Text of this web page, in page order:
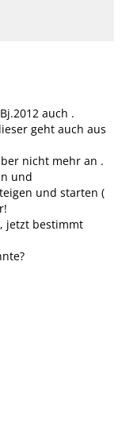
auch .
geht auch aus
nicht mehr an .
und
und starten (
jetzt bestimmt